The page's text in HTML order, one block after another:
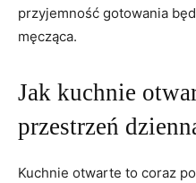
przyjemność gotowania
męcząca.
Jak kuchnie
przestrzeń
Kuchnie otwarte to coraz